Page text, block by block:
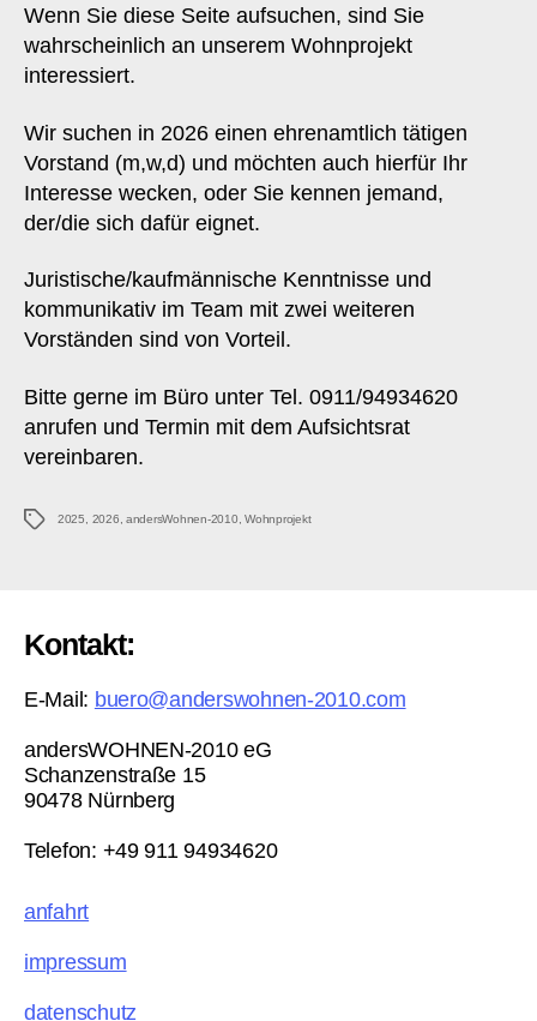
Wenn Sie diese Seite aufsuchen, sind Sie
wahrscheinlich an unserem Wohnprojekt
interessiert.
Wir suchen in 2026 einen ehrenamtlich tätigen
Vorstand (m,w,d) und möchten auch hierfür Ihr
Interesse wecken, oder Sie kennen jemand,
der/die sich dafür eignet.
Juristische/kaufmännische Kenntnisse und
kommunikativ im Team mit zwei weiteren
Vorständen sind von Vorteil.
Bitte gerne im Büro unter Tel. 0911/94934620
anrufen und Termin mit dem Aufsichtsrat
vereinbaren.
Schlagwörter
2025 2026 andersWohnen-2010 ,Wohnprojekt
Kontakt:
E-Mail: buero@anderswohnen-2010.com
andersWOHNEN-2010 eG
Schanzenstraße 15
90478 Nürnberg
Telefon: +49 911 94934620
anfahrt
impressum
datenschutz